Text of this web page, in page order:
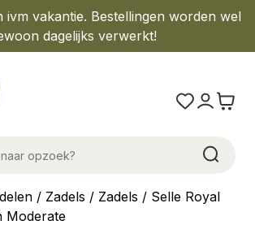
ivm vakantie. Bestellingen worden wel
dagelijks verwerkt!
/ Zadels / Zadels / Selle Royal
Moderate